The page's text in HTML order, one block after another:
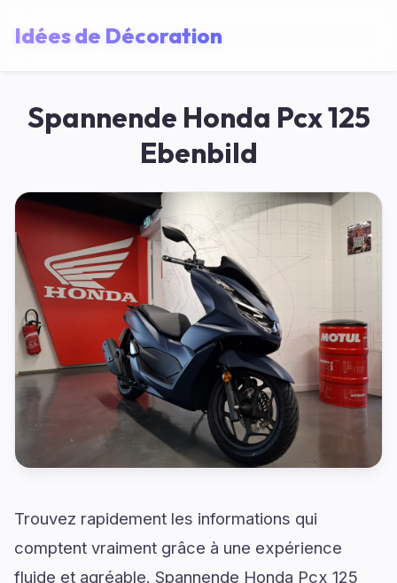
Idées de Décoration
Spannende Honda Pcx 125
Ebenbild
Trouvez rapidement les informations qui
comptent vraiment grâce à une expérience
fluide et agréable. Spannende Honda Pcx 125